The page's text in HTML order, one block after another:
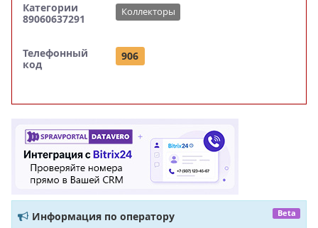
Категории
89060637291
Коллекторы
Телефонный
код
906
Информация по оператору Beta